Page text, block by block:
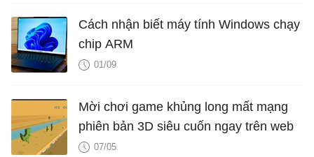
Cách nhận biết máy tính Windows chạy
chip ARM
01/09
Mời chơi game khủng long mất mạng
phiên bản 3D siêu cuốn ngay trên web
07/05